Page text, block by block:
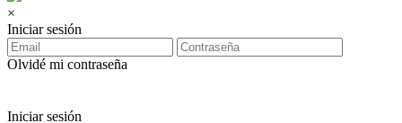
×
Iniciar sesión
Olvidé mi contraseña
Iniciar sesión